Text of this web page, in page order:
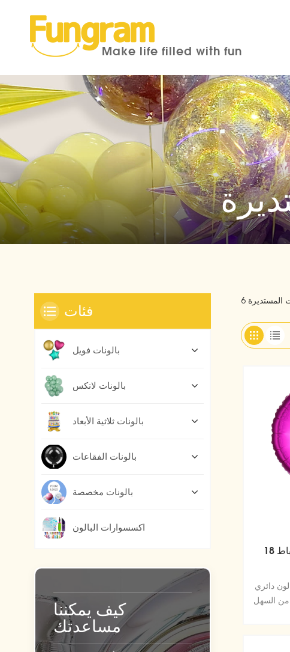
Make life filled with fun
18 بوصة لون الصلبة بالون احباط
دائري
من السهل
فئات
بالونات فويل
بالونات لاتكس
بالونات ثلاثية الأبعاد
بالونات الفقاعات
بالونات مخصصة
اكسسوارات البالون
كيف يمكننا
مساعدتك